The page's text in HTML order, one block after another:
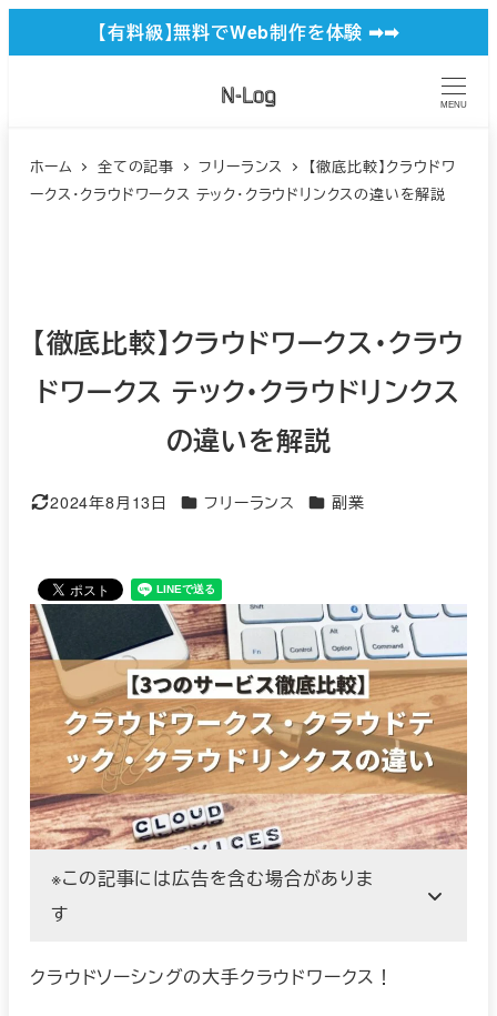
イ
【有料級】無料でWeb制作を体験 ➡︎➡︎
MENU
ホーム 全ての記事 フリーランス
【徹底比較】クラウドワ
ークス・クラウドワークス テック・クラウドリンクスの違いを解説
【徹底比較】クラウドワークス・クラウ
ドワークス テック・クラウドリンクス
の違いを解説
更新日
2024年8月13日 カテゴリー
フリーランス カテゴリー
副業
※この記事には広告を含む場合がありま
す
クラウドソーシングの大手クラウドワークス！